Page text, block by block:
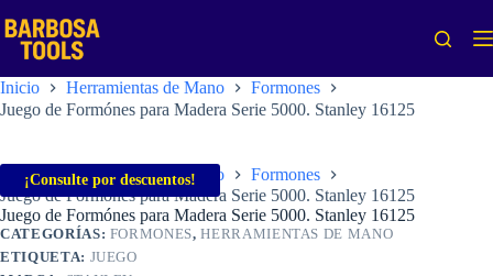
al
contenido
Inicio Herramientas de Mano
Formones
Juego de Formónes para Madera Serie 5000. Stanley 16125
¡Consulte por descuentos!
Inicio Herramientas de Mano
Formones
Juego de Formónes para Madera Serie 5000. Stanley 16125
Juego de Formónes para Madera Serie 5000. Stanley 16125
CATEGORÍAS: FORMONES,HERRAMIENTAS DE MANO
ETIQUETA: JUEGO